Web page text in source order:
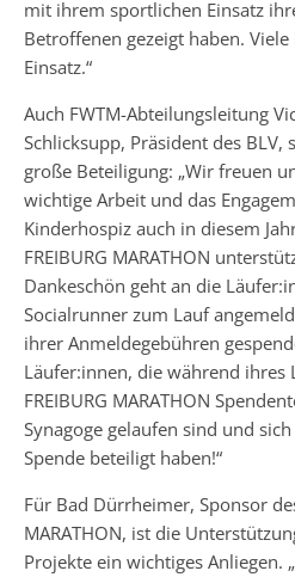
mit ihrem sportlichen Einsatz
Betroffenen gezeigt haben.
Einsatz.“
Auch FWTM-Abteilungsleitung
Schlicksupp, Präsident des
große Beteiligung: „Wir freuen
wichtige Arbeit und das
Kinderhospiz auch in diesem
FREIBURG MARATHON
Dankeschön geht an die
Socialrunner zum Lauf
ihrer Anmeldegebühren
Läufer:innen, die während ihres
FREIBURG MARATHON
Synagoge gelaufen sind und
Spende beteiligt haben!“
Für Bad Dürrheimer, Sponsor
MARATHON, ist die
Projekte ein wichtiges Anliegen.